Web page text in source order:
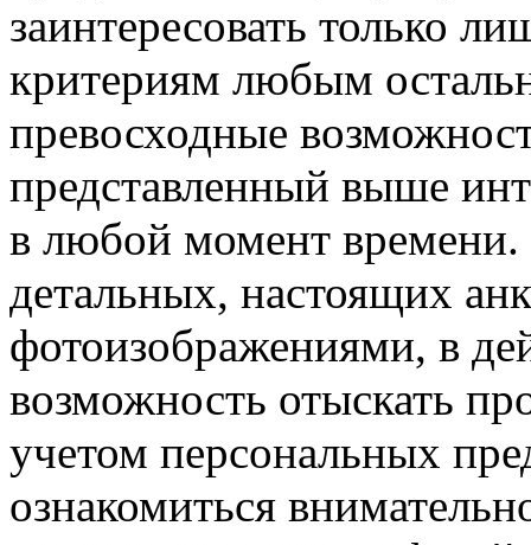
заинтересовать только
критериям любым
превосходные
представленный выше
в любой момент времени.
детальных, настоящих
фотоизображениями, в
возможность отыскать
учетом персональных
ознакомиться